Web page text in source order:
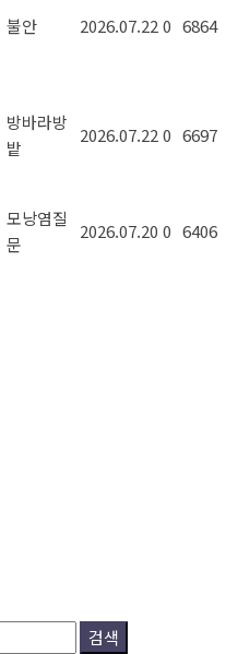
불안 2026.07.22 0 6864
방바라방
밭
2026.07.22 0 6697
모낭염질
문
2026.07.20 0 6406
검색